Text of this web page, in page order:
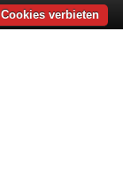
Cookies verbieten